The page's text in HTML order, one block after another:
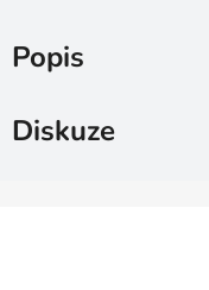
Popis
Diskuze